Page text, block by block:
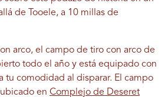
de Tooele, a 10 millas de
arco, el campo de tiro con arco de
todo el año y está equipado con
tu comodidad al disparar. El campo
en Complejo de Deseret